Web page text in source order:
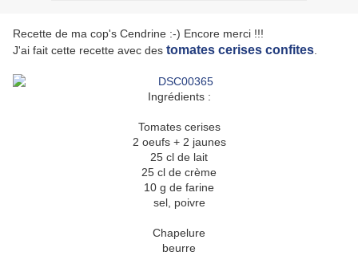
Recette de ma cop's Cendrine :-) Encore merci !!!
J'ai fait cette recette avec des tomates cerises confites
Ingrédients :
Tomates cerises
2 oeufs + 2 jaunes
25 cl de lait
25 cl de crème
10 g de farine
sel, poivre
Chapelure
beurre